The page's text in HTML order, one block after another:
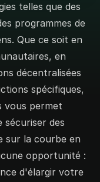
telles que des
programmes de
Que ce soit en
en
décentralisées
spécifiques,
vous permet
sécuriser des
sur la courbe en
opportunité :
d'élargir votre